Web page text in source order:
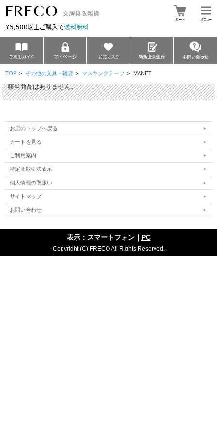
TOP > その他の文具・雑貨 > マスキングテープ > MANET
該当商品はありません。
お店のトップへ戻る
カートを見る
ご利用案内
特定商取引法表示
個人情報の取扱い
サイトマップ
お問い合わせ
表示：スマートフォン｜ PC
Copyright (C) FRECO All Rights Reserved.